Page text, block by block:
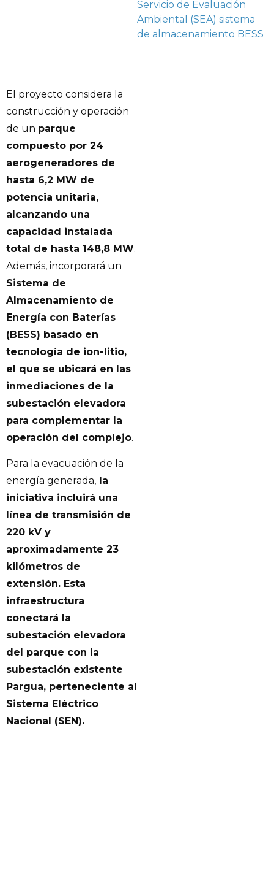
El proyecto considera la
construcción y operación
de un parque
compuesto por 24
aerogeneradores de
hasta 6,2 MW de
potencia unitaria,
alcanzando una
capacidad instalada
total de hasta 148,8 MW.
Además, incorporará un
Sistema de
Almacenamiento de
Energía con Baterías
(BESS) basado en
tecnología de ion-litio,
el que se ubicará en las
inmediaciones de la
subestación elevadora
para complementar la
operación del complejo.
Para la evacuación de la
energía generada, la
iniciativa incluirá una
línea de transmisión de
220 kV y
aproximadamente 23
kilómetros de
extensión. Esta
infraestructura
conectará la
subestación elevadora
del parque con la
subestación existente
Pargua, perteneciente al
Sistema Eléctrico
Nacional (SEN).
Servicio de Evaluación
Ambiental (SEA) sistema
de almacenamiento BESS